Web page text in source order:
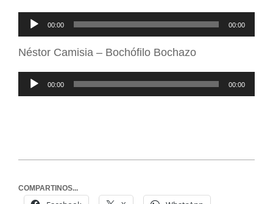
Reproductor
de
audio
00:00 00:00
Néstor Camisia – Bochófilo Bochazo
Reproductor
de
00:00 00:00
COMPARTINOS...